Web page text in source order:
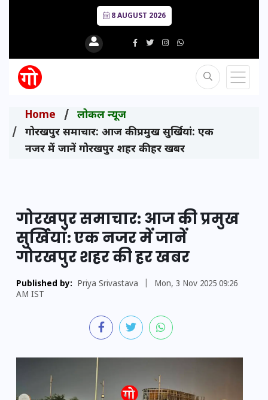
8 AUGUST 2026
Home
लोकल न्यूज
गोरखपुर समाचार: आज की प्रमुख सुर्खियां: एक
नजर में जानें गोरखपुर शहर की हर खबर
गोरखपुर समाचार: आज की प्रमुख
सुर्खियां: एक नजर में जानें
गोरखपुर शहर की हर खबर
Published by: Priya Srivastava
Mon, 3 Nov 2025 09:26
AM IST